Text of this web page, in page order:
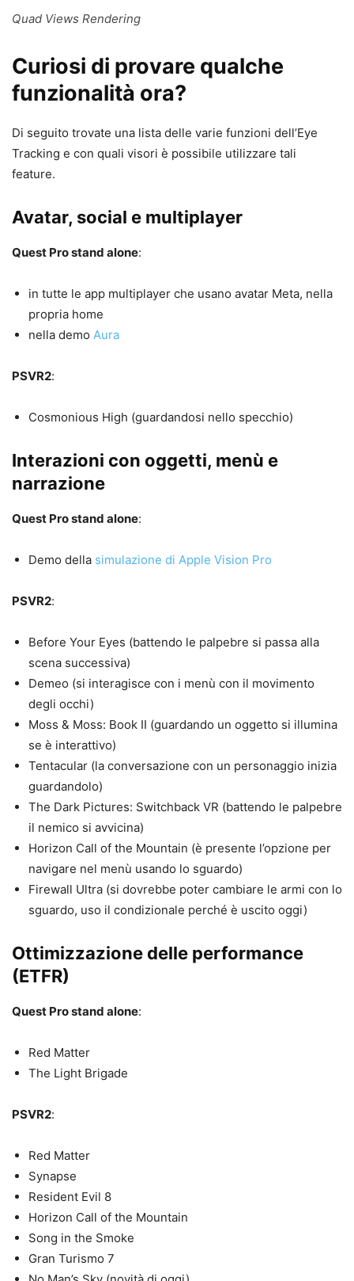
Quad Views Rendering
Curiosi di provare qualche
funzionalità ora?
Di seguito trovate una lista delle varie funzioni dell’Eye
Tracking e con quali visori è possibile utilizzare tali
feature.
Avatar, social e multiplayer
Quest Pro stand alone:
in tutte le app multiplayer che usano avatar Meta, nella
propria home
nella demo Aura
PSVR2:
Cosmonious High (guardandosi nello specchio)
Interazioni con oggetti, menù e
narrazione
Quest Pro stand alone:
Demo della simulazione di Apple Vision Pro
PSVR2:
Before Your Eyes (battendo le palpebre si passa alla
scena successiva)
Demeo (si interagisce con i menù con il movimento
degli occhi)
Moss & Moss: Book II (guardando un oggetto si illumina
se è interattivo)
Tentacular (la conversazione con un personaggio inizia
guardandolo)
The Dark Pictures: Switchback VR (battendo le palpebre
il nemico si avvicina)
Horizon Call of the Mountain (è presente l’opzione per
navigare nel menù usando lo sguardo)
Firewall Ultra (si dovrebbe poter cambiare le armi con lo
sguardo, uso il condizionale perché è uscito oggi)
Ottimizzazione delle performance
(ETFR)
Quest Pro stand alone:
Red Matter
The Light Brigade
PSVR2:
Red Matter
Synapse
Resident Evil 8
Horizon Call of the Mountain
Song in the Smoke
Gran Turismo 7